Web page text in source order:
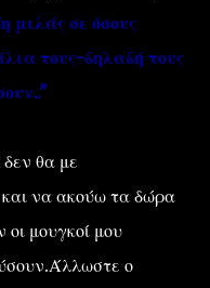
μιλάς σε όσους
τους-δηλαδή τους
θα με
να ακούω τα δώρα
μουγκοί μου
ο